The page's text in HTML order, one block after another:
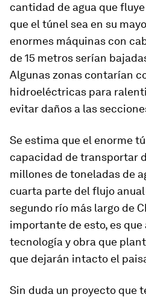
cantidad de agua que
que el túnel sea en su
enormes máquinas con
de 15 metros serían
Algunas zonas contarían
hidroeléctricas para
evitar daños a las
Se estima que el enorme
capacidad de transportar
millones de toneladas de
cuarta parte del flujo
segundo río más largo de
importante de esto, es que
tecnología y obra que
que dejarán intacto el
Sin duda un proyecto que